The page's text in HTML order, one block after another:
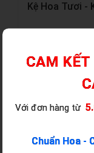
Kệ Hoa Tươi -
Quà tặng:
CAM KẾT
Với đơn hàng từ
Chuẩn Hoa -